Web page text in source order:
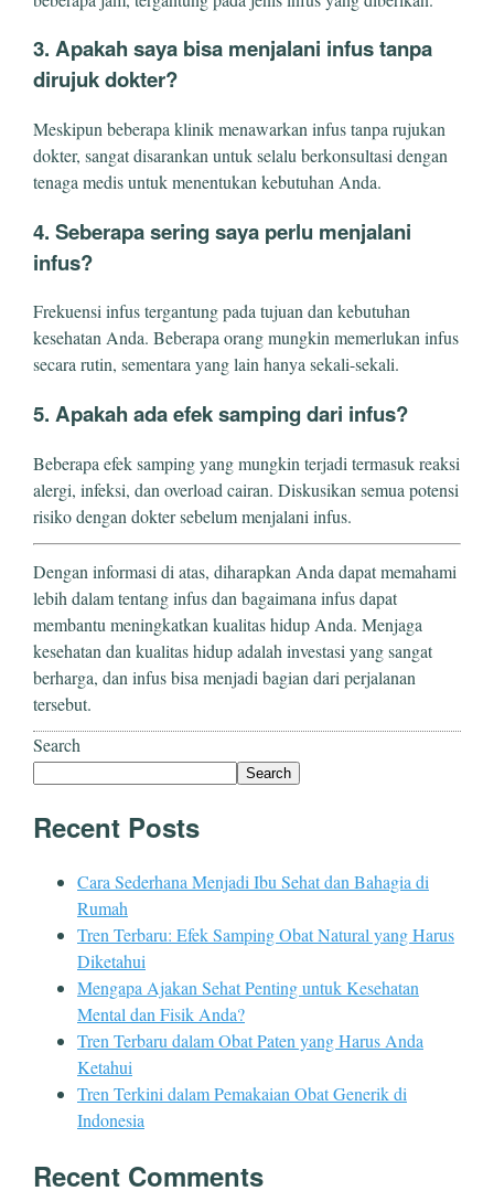
3. Apakah saya bisa menjalani infus tanpa
dirujuk dokter?
Meskipun beberapa klinik menawarkan infus tanpa rujukan
dokter, sangat disarankan untuk selalu berkonsultasi dengan
tenaga medis untuk menentukan kebutuhan Anda.
4. Seberapa sering saya perlu menjalani
infus?
Frekuensi infus tergantung pada tujuan dan kebutuhan
kesehatan Anda. Beberapa orang mungkin memerlukan infus
secara rutin, sementara yang lain hanya sekali-sekali.
5. Apakah ada efek samping dari infus?
Beberapa efek samping yang mungkin terjadi termasuk reaksi
alergi, infeksi, dan overload cairan. Diskusikan semua potensi
risiko dengan dokter sebelum menjalani infus.
Dengan informasi di atas, diharapkan Anda dapat memahami
lebih dalam tentang infus dan bagaimana infus dapat
membantu meningkatkan kualitas hidup Anda. Menjaga
kesehatan dan kualitas hidup adalah investasi yang sangat
berharga, dan infus bisa menjadi bagian dari perjalanan
tersebut.
Search
Search
Recent Posts
Cara Sederhana Menjadi Ibu Sehat dan Bahagia di
Rumah
Tren Terbaru: Efek Samping Obat Natural yang Harus
Diketahui
Mengapa Ajakan Sehat Penting untuk Kesehatan
Mental dan Fisik Anda?
Tren Terbaru dalam Obat Paten yang Harus Anda
Ketahui
Tren Terkini dalam Pemakaian Obat Generik di
Indonesia
Recent Comments